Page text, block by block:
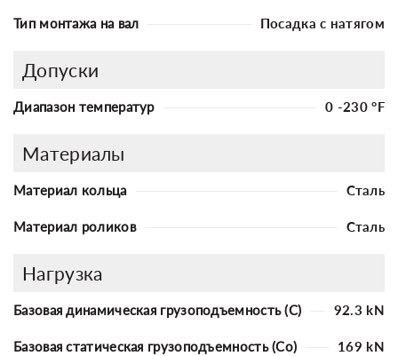
Тип монтажа на вал Посадка с натягом
Допуски
Диапазон температур 0 -230 °F
Материалы
Материал кольца Сталь
Материал роликов Сталь
Нагрузка
Базовая динамическая грузоподъемность (C) 92.3 kN
Базовая статическая грузоподъемность (Co) 169 kN